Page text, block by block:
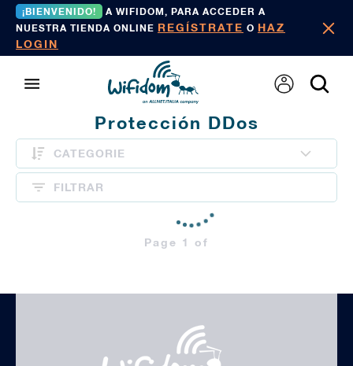
¡BIENVENIDO!
A WIFIDOM, PARA ACCEDER A
NUESTRA TIENDA ONLINE REGÍSTRATE O HAZ
LOGIN
Protección DDos
CATEGORIE
FILTRAR
Page 1 of